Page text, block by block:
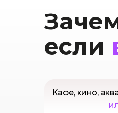
если
Кафе, кино,